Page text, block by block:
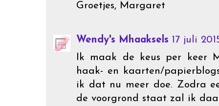
Groetjes, Margaret
Wendy's Mhaaksels 17 juli
Ik maak de keus per keer
haak- en kaarten/
ik dat nu meer doe. Zodra
de voorgrond staat zal ik